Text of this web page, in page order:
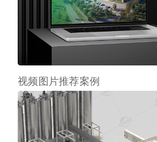
视频图片推荐案例